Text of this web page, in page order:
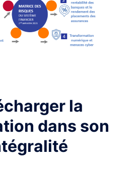
la
dans son